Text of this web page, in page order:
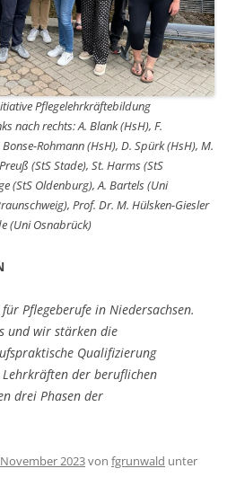
Pflegelehrkräftebildung
nach rechts: A. Blank (HsH), F.
Rohmann (HsH), D. Spürk (HsH), M.
(StS Stade), St. Harms (StS
(StS Oldenburg), A. Bartels (Uni
Prof. Dr. M. Hülsken-Giesler
(Uni Osnabrück)
Pflegeberufe in Niedersachsen.
und wir stärken die
Qualifizierung
der beruflichen
drei Phasen der
2023von fgrunwald unter